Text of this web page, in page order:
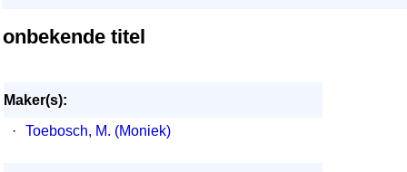
onbekende titel
Maker(s):
·
Toebosch, M. (Moniek)